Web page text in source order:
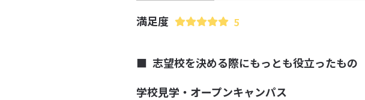
満足度 5
志望校を決める際にもっとも役立ったもの
学校見学・オープンキャンパス